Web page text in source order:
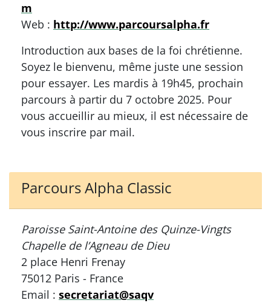
m
Web : http://www.parcoursalpha.fr
Introduction aux bases de la foi chrétienne.
Soyez le bienvenu, même juste une session
pour essayer. Les mardis à 19h45, prochain
parcours à partir du 7 octobre 2025. Pour
vous accueillir au mieux, il est nécessaire de
vous inscrire par mail.
Parcours Alpha Classic
Paroisse Saint-Antoine des Quinze-Vingts
Chapelle de l’Agneau de Dieu
2 place Henri Frenay
75012 Paris - France
Email : secretariat@saqv